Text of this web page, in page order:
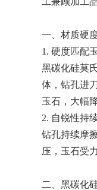
一、材质硬
1. 硬度匹配
黑碳化硅莫
体，钻孔进
玉石，大幅
2. 自锐性持
钻孔持续摩
压，玉石受
二、黑碳化